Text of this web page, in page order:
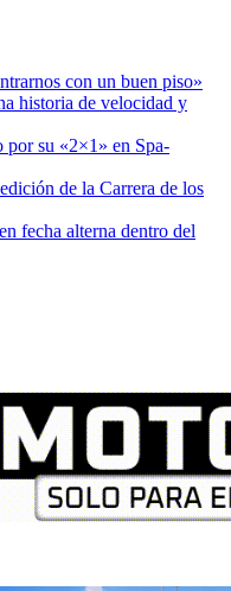
con un buen piso»
historia de velocidad y
su «2×1» en Spa-
de la Carrera de los
fecha alterna dentro del